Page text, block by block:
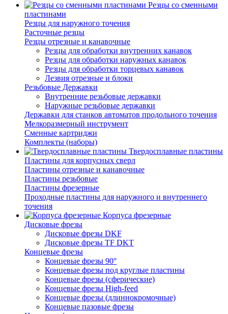
Резцы со сменными
пластинами
Резцы для наружного точения
Расточные резцы
Резцы отрезные и канавочные
Резцы для обработки внутренних канавок
Резцы для обработки наружных канавок
Резцы для обработки торцевых канавок
Лезвия отрезные и блоки
Резьбовые Державки
Внутренние резьбовые державки
Наружные резьбовые державки
Державки для станков автоматов продольного точения
Мелкоразмерный инструмент
Сменные картриджи
Комплекты (наборы)
Твердосплавные пластины
Пластины для корпусных сверл
Пластины отрезные и канавочные
Пластины резьбовые
Пластины фрезерные
Проходные пластины для наружного и внутреннего
точения
Корпуса фрезерные
Дисковые фрезы
Дисковые фрезы DKF
Дисковые фрезы TF DKT
Концевые фрезы
Концевые фрезы 90°
Концевые фрезы под круглые пластины
Концевые фрезы (сферические)
Концевые фрезы High-feed
Концевые фрезы (длиннокромочные)
Концевые пазовые фрезы